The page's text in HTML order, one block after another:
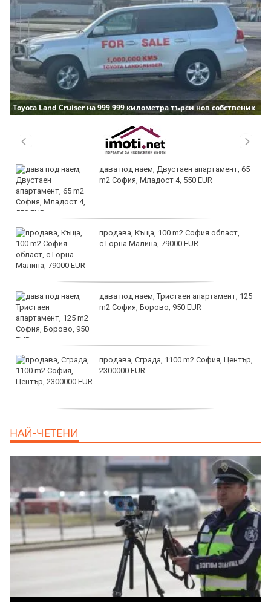
Toyota Land Cruiser на 999 999 километра търси нов собственик
дава под наем, Двустаен апартамент, 65
m2 София, Младост 4, 550 EUR
продава, Къща, 100 m2 София област,
с.Горна Малина, 79000 EUR
дава под наем, Тристаен апартамент, 125
m2 София, Борово, 950 EUR
продава, Сграда, 1100 m2 София, Център,
2300000 EUR
НАЙ-ЧЕТЕНИ